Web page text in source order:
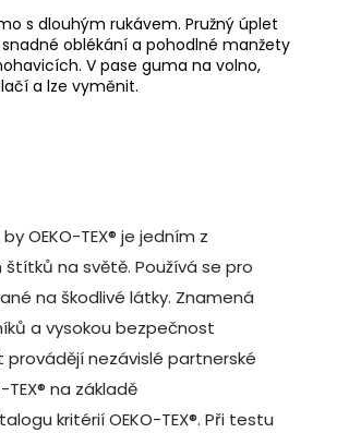
s dlouhým rukávem. Pružný úplet
oblékání a pohodlné manžety
V pase guma na volno,
a lze vyměnit.
by OEKO-TEX® je jedním z
na světě. Používá se pro
na škodlivé látky. Znamená
a vysokou bezpečnost
provádějí nezávislé partnerské
na základě
kritérií OEKO-TEX®. Při testu